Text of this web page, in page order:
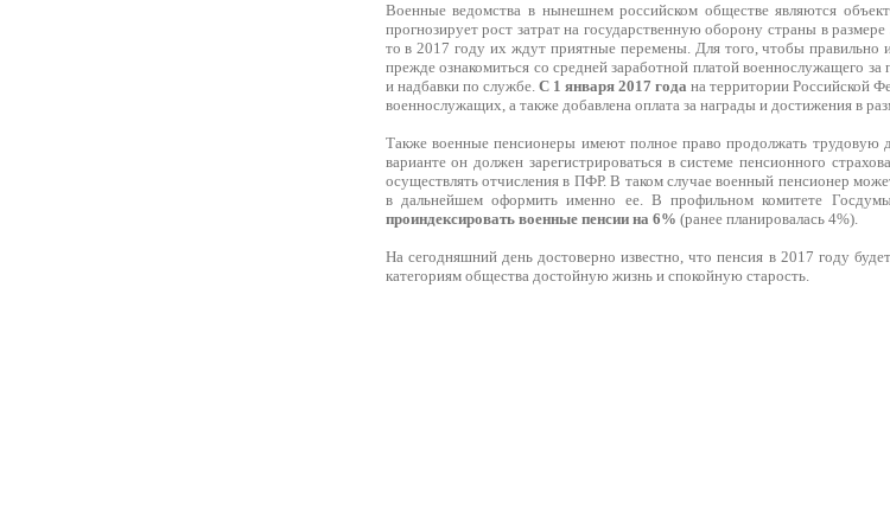
Военные ведомства в нынешнем российском обществе являются
прогнозирует рост затрат на государственную оборону страны в
то в 2017 году их ждут приятные перемены. Для того, чтобы правильно
прежде ознакомиться со средней заработной платой военнослужащего
и надбавки по службе. С 1 января 2017 года на территории Российской
военнослужащих, а также добавлена оплата за награды и достижения в
Также военные пенсионеры имеют полное право продолжать трудовую
варианте он должен зарегистрироваться в системе пенсионного
осуществлять отчисления в ПФР. В таком случае военный пенсионер
в дальнейшем оформить именно ее. В профильном комитете
проиндексировать военные пенсии на 6% (ранее планировалась 4%).
На сегодняшний день достоверно известно, что пенсия в 2017 году
категориям общества достойную жизнь и спокойную старость.